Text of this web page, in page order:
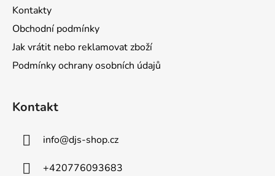
Kontakty
Obchodní podmínky
Jak vrátit nebo reklamovat zboží
Podmínky ochrany osobních údajů
Kontakt
info@djs-shop.cz
+420776093683